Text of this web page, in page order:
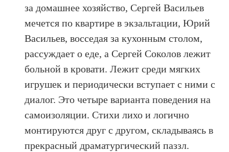
за домашнее хозяйство, Сергей Васильев
мечется по квартире в экзальтации, Юрий
Васильев, восседая за кухонным столом,
рассуждает о еде, а Сергей Соколов лежит
больной в кровати. Лежит среди мягких
игрушек и периодически вступает с ними с
диалог. Это четыре варианта поведения на
самоизоляции. Стихи лихо и логично
монтируются друг с другом, складываясь в
прекрасный драматургический паззл.